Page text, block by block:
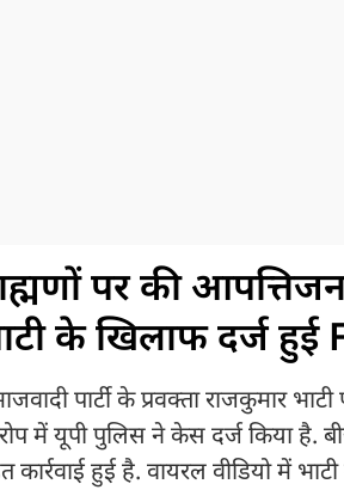
पर की
के खिलाफ दर्ज हुई
पार्टी के प्रवक्ता राजकुमार
में यूपी पुलिस ने केस दर्ज किया है.
कार्रवाई हुई है. वायरल वीडियो में